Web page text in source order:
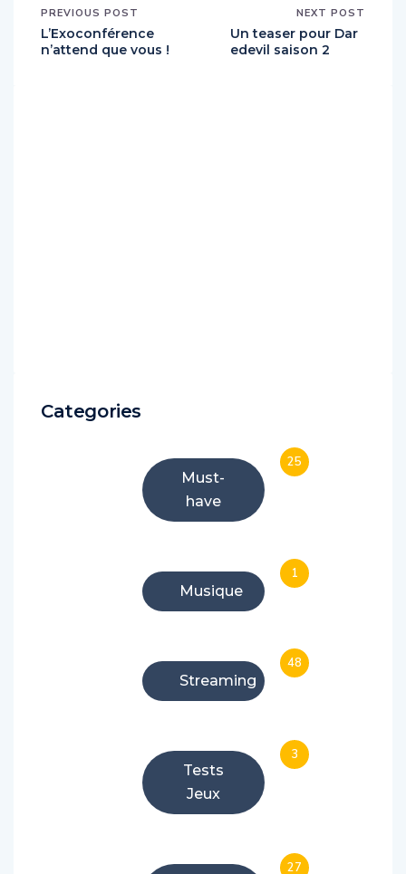
PREVIOUS POST
L’Exoconférence
n’attend que vous !
NEXT POST
Un teaser pour Dar
edevil saison 2
Categories
Must-
have
25
Musique
1
Streaming
48
Tests
Jeux
3
27